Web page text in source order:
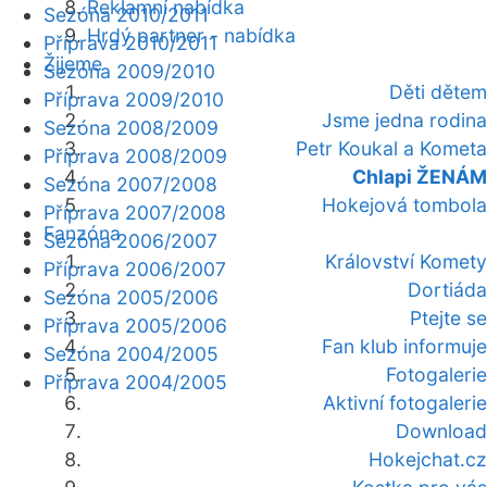
Reklamní nabídka
Hrdý partner - nabídka
Žijeme
Děti dětem
Jsme jedna rodina
Petr Koukal a Kometa
Chlapi ŽENÁM
Hokejová tombola
Fanzóna
Království Komety
Dortiáda
Ptejte se
Fan klub informuje
Fotogalerie
Aktivní fotogalerie
Download
Hokejchat.cz
Sezóna 2010/2011
Příprava 2010/2011
Sezóna 2009/2010
Příprava 2009/2010
Sezóna 2008/2009
Příprava 2008/2009
Sezóna 2007/2008
Příprava 2007/2008
Sezóna 2006/2007
Příprava 2006/2007
Sezóna 2005/2006
Příprava 2005/2006
Sezóna 2004/2005
Příprava 2004/2005